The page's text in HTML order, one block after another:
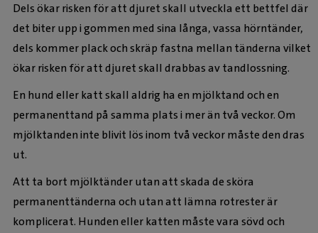
Dels ökar risken för att djuret skall utveckla ett bettfel där
det biter upp i gommen med sina långa, vassa hörntänder,
dels kommer plack och skräp fastna mellan tänderna vilket
ökar risken för att djuret skall drabbas av tandlossning.
En hund eller katt skall aldrig ha en mjölktand och en
permanenttand på samma plats i mer än två veckor. Om
mjölktanden inte blivit lös inom två veckor måste den dras
ut.
Att ta bort mjölktänder utan att skada de sköra
permanenttänderna och utan att lämna rotrester är
komplicerat. Hunden eller katten måste vara sövd och